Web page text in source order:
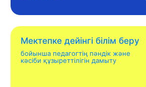
Мектепке дейінгі білім беру
бойынша педагогтің пәндік және
кәсіби құзыреттілігін дамыту